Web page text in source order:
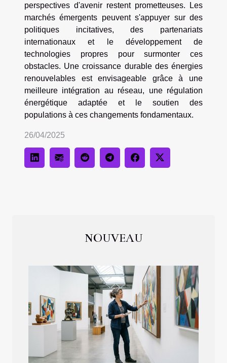
perspectives d'avenir restent prometteuses. Les
marchés émergents peuvent s'appuyer sur des
politiques incitatives, des partenariats
internationaux et le développement de
technologies propres pour surmonter ces
obstacles. Une croissance durable des énergies
renouvelables est envisageable grâce à une
meilleure intégration au réseau, une régulation
énergétique adaptée et le soutien des
populations à ces changements fondamentaux.
26/04/2025
NOUVEAU